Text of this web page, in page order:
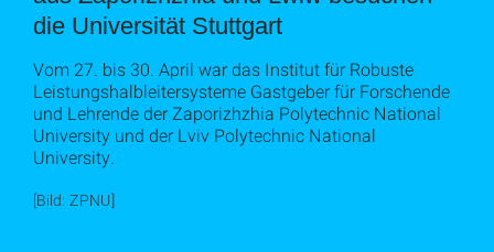
die Universität Stuttgart
Vom 27. bis 30. April war das Institut für Robuste
Leistungshalbleitersysteme Gastgeber für Forschende
und Lehrende der Zaporizhzhia Polytechnic National
University und der Lviv Polytechnic National
University.
[Bild: ZPNU]